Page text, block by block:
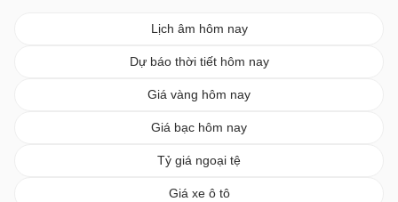
Lịch âm hôm nay
Dự báo thời tiết hôm nay
Giá vàng hôm nay
Giá bạc hôm nay
Tỷ giá ngoại tệ
Giá xe ô tô